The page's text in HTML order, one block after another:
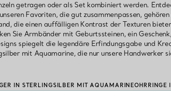
getragen oder als Set kombiniert werden.
Favoriten, die gut zusammenpassen,
die einen auffälligen Kontrast der Texturen
Sie Armbänder mit Geburtssteinen, ein
spiegelt die legendäre Erfindungsgabe und
mit Aquamarine, die nur unsere Handwerker
IN STERLINGSILBER MIT AQUAMARINEOHRRINGE